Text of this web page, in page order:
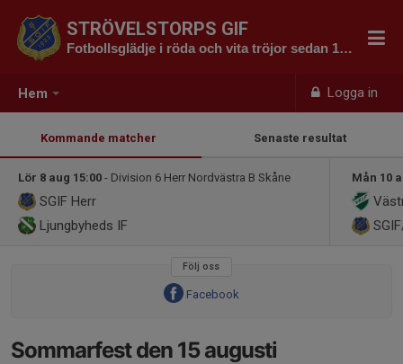
Hem Logga in
STRÖVELSTORPS GIF
Fotbollsglädje i röda och vita tröjor sedan 1923
Kommande matcher Senaste resultat
Lör 8 aug 15:00 - Division 6 Herr Nordvästra B Skåne
SGIF Herr
Ljungbyheds IF
Mån 10
Följ oss
Facebook
Sommarfest den 15 augusti